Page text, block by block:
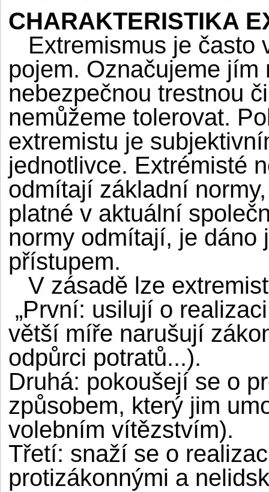
CHARAKTERISTIKA
Extremismus je často
pojem. Označujeme
nebezpečnou trestnou
nemůžeme tolerovat.
extremistu je
jednotlivce. Extrémisté
odmítají základní
platné v aktuální
normy odmítají, je dáno
přístupem.
V zásadě lze
„První: usilují o
větší míře narušují
odpůrci potratů...).
Druhá: pokoušejí se o
způsobem, který jim
volebním vítězstvím).
Třetí: snaží se o
protizákonnými a